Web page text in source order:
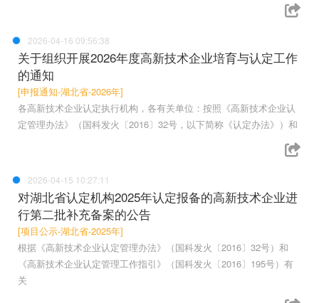
2026-04-16 09:56:38
关于组织开展2026年度高新技术企业培育与认定工作
的通知
[申报通知-湖北省-2026年]
各高新技术企业认定执行机构，各有关单位：按照《高新技术企业认
定管理办法》（国科发火〔2016〕32号，以下简称《认定办法》）和
2026-04-15 10:27:11
对湖北省认定机构2025年认定报备的高新技术企业进
行第二批补充备案的公告
[项目公示-湖北省-2025年]
根据《高新技术企业认定管理办法》（国科发火〔2016〕32号）和
《高新技术企业认定管理工作指引》（国科发火〔2016〕195号）有
关